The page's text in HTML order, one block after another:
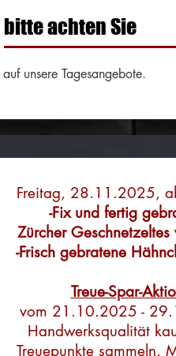
bitte achten Sie
auf unsere Tagesangebote.
Freitag, 28.11.2025,
-Fix und fertig
Zürcher
-Frisch gebratene
Treue-Spar-
vom 21.10.2025 -
Handwerksqualität
Treuepunkte sammeln.